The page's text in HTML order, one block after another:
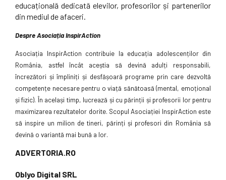
educațională dedicată elevilor, profesorilor și partenerilor
din mediul de afaceri.
Despre Asociația InspirAction
Asociația InspirAction contribuie la educația adolescenților din
România, astfel încât aceștia să devină adulți responsabili,
încrezători și împliniți și desfășoară programe prin care dezvoltă
competențe necesare pentru o viață sănătoasă (mental, emoțional
și fizic). În același timp, lucrează și cu părinții și profesorii lor pentru
maximizarea rezultatelor dorite. Scopul Asociației InspirAction este
să inspire un milion de tineri, părinți și profesori din România să
devină o variantă mai bună a lor.
ADVERTORIA.RO
Oblyo Digital SRL